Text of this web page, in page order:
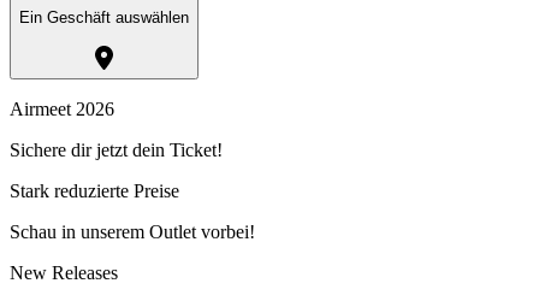
Ein Geschäft auswählen
Airmeet 2026
Sichere dir jetzt dein Ticket!
Stark reduzierte Preise
Schau in unserem Outlet vorbei!
New Releases